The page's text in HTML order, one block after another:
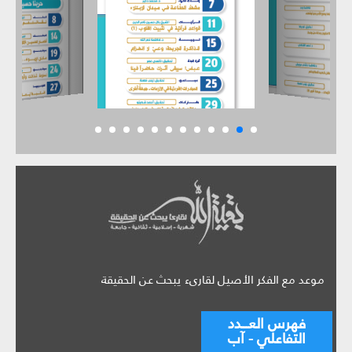
موعد مع الفكر الأصيل لقارىء يبحث عن الحقيقة
فهرس العـــدد
التفاعلي - آب